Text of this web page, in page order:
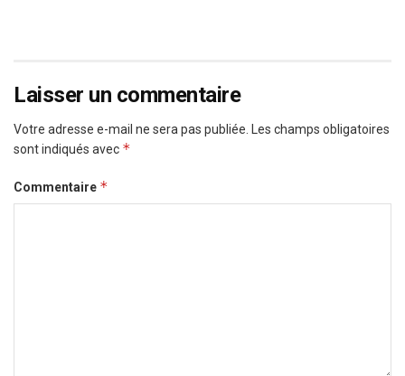
Laisser un commentaire
Votre adresse e-mail ne sera pas publiée. Les champs obligatoires
sont indiqués avec *
Commentaire *